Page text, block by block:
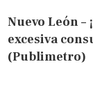
Nuevo León –
excesiva
(Publimetro)